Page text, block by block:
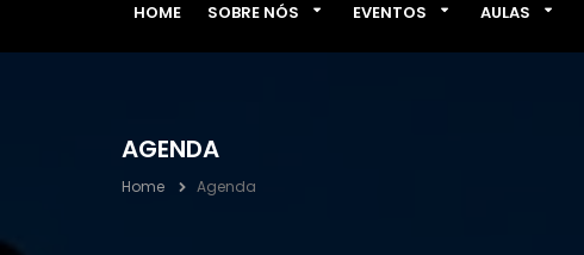
HOME SOBRE NÓS EVENTOS AULAS
AGENDA
Home Agenda